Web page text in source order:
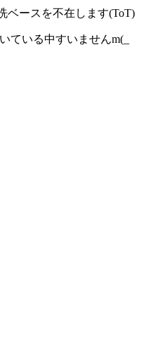
ベースを不在します(ToT)
ている中すいませんm(_